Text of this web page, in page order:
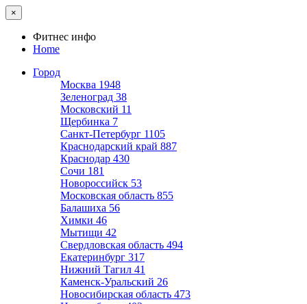
×
Фитнес инфо
Home
Город
Москва 1948
Зеленоград 38
Московский 11
Щербинка 7
Санкт-Петербург 1105
Краснодарский край 887
Краснодар 430
Сочи 181
Новороссийск 53
Московская область 855
Балашиха 56
Химки 46
Мытищи 42
Свердловская область 494
Екатеринбург 317
Нижний Тагил 41
Каменск-Уральский 26
Новосибирская область 473